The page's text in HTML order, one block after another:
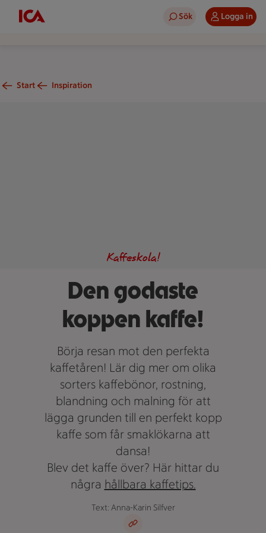
Sök Logga in
Start Inspiration
Den godaste
koppen kaffe!
Kaffeskola!
Börja resan mot den perfekta
kaffetåren! Lär dig mer om olika
sorters kaffebönor, rostning,
blandning och malning för att
lägga grunden till en perfekt kopp
kaffe som får smaklökarna att
dansa!
Blev det kaffe över? Här hittar du
några hållbara kaffetips.
Text: Anna-Karin Silfver